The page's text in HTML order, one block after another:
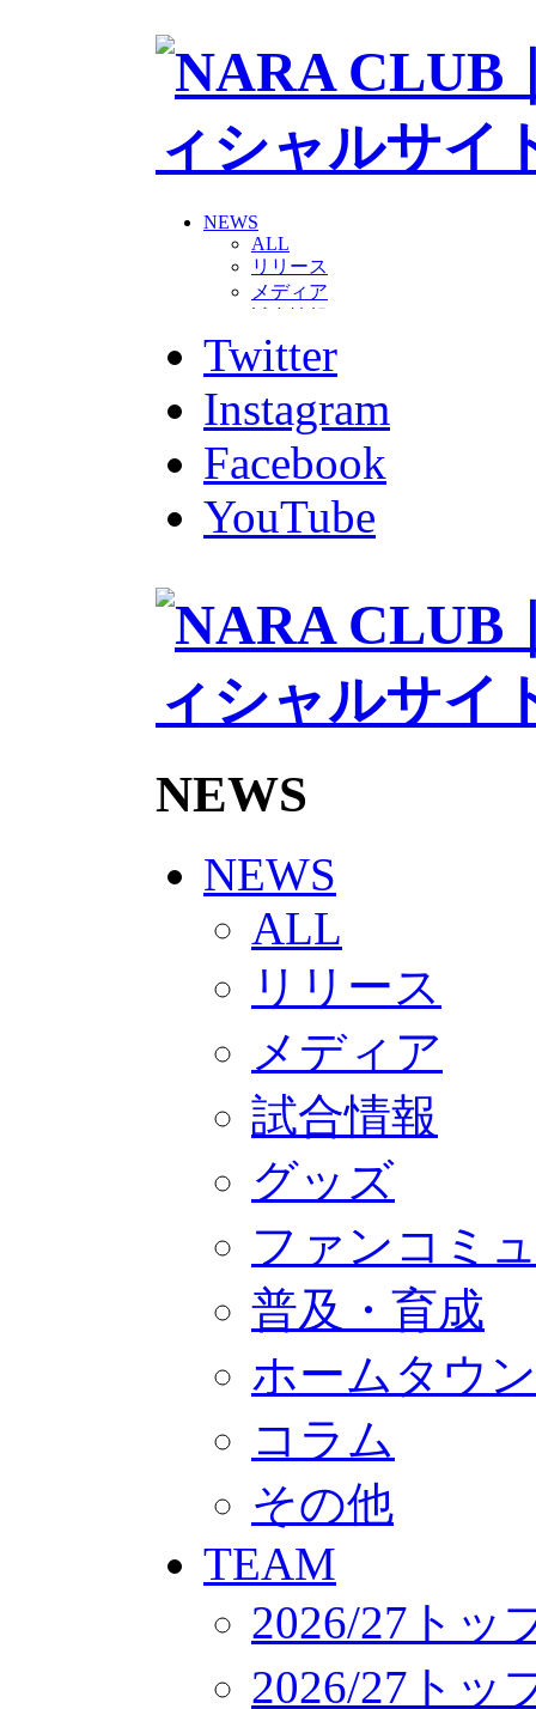
NEWS
ALL
リリース
メディア
グッズ
ファンコミュニティ
ホームタウン
コラム
その他
TEAM
2026/27トップチーム
2026/27トップチームスタッフ
チアダンススクール
ボランティアチーム「volundeer」
HOMEGAME
観戦ルール＆マナー
写真・動画使用ガイドライン
ロートフィールド奈良
2026/27
練習見学時のファンサービスに
奈良クラブ明治安田J3リーグ
奈良クラブ明治安田Ｊ3リーグ
観戦ルール＆マナー
FANCOMMUNITY
サポートショップ
GOODS
オフィシャルストア（実店舗）
オンラインストア
ACADEMY
アカデミーについて
プロジェクト
ジュニア
ジュニアユース
ユース
練習拠点（ナラディーア）
CLUB
2026/27 パートナー企業
クラブ理念
クラブ情報
サステナビリティ
Web制作支援
Twitter
Instagram
Facebook
YouTube
NEWS
NEWS
ALL
リリース
メディア
試合情報
グッズ
ファンコミ
普及・育成
ホームタウン
コラム
その他
TEAM
2026/27トッ
2026/27トッ